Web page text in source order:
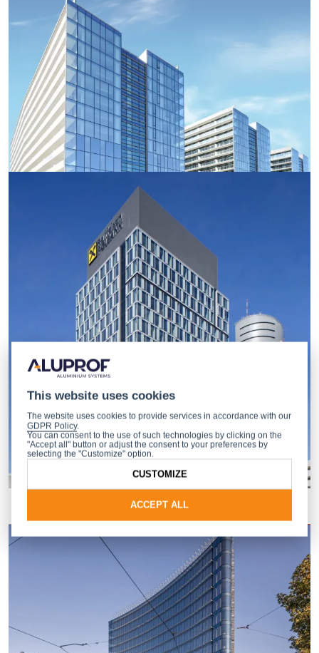
This website uses cookies
The website uses cookies to provide services in accordance with our
GDPR Policy.
You can consent to the use of such technologies by clicking on the
"Accept all" button or adjust the consent to your preferences by
selecting the "Customize" option.
ACCEPT ALL
CUSTOMIZE